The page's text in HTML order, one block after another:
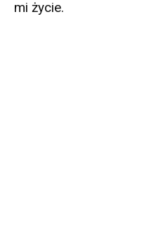
mi życie.